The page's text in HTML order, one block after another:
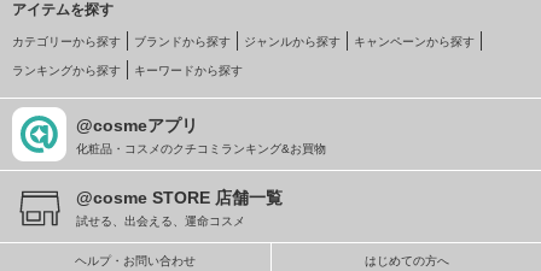
アイテムを探す
カテゴリーから探す ブランドから探す ジャンルから探す キャンペーンから探す
ランキングから探す キーワードから探す
@cosmeアプリ
化粧品・コスメのクチコミランキング&お買物
@cosme STORE 店舗一覧
試せる、出会える、運命コスメ
ヘルプ・お問い合わせ はじめての方へ